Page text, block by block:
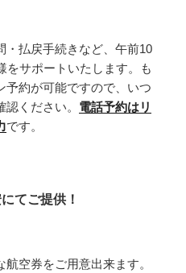
・払戻手続きなど、午前10
をサポートいたします。も
予約が可能ですので、いつ
ください。 電話予約はリ
です。
てご提供！
空券をご用意出来ます。